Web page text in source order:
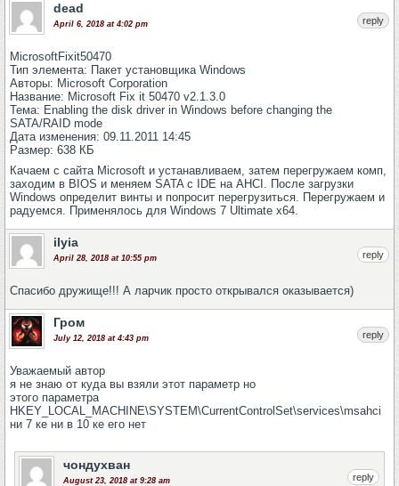
dead
April 6, 2018 at 4:02 pm
MicrosoftFixit50470
Тип элемента: Пакет установщика Windows
Авторы: Microsoft Corporation
Название: Microsoft Fix it 50470 v2.1.3.0
Тема: Enabling the disk driver in Windows before changing the
SATA/RAID mode
Дата изменения: 09.11.2011 14:45
Размер: 638 КБ
Качаем с сайта Microsoft и устанавливаем, затем перегружаем комп,
заходим в BIOS и меняем SATA с IDE на AHCI. После загрузки
Windows определит винты и попросит перегрузиться. Перегружаем и
радуемся. Применялось для Windows 7 Ultimate x64.
reply
ilyia
April 28, 2018 at 10:55 pm
Спасибо дружище!!! А ларчик просто открывался оказывается)
reply
Гром
July 12, 2018 at 4:43 pm
Уважаемый автор
я не знаю от куда вы взяли этот параметр но
этого параметра
HKEY_LOCAL_MACHINE\SYSTEM\CurrentControlSet\services\msahci
ни 7 ке ни в 10 ке его нет
reply
чондухван
August 23, 2018 at 9:28 am reply